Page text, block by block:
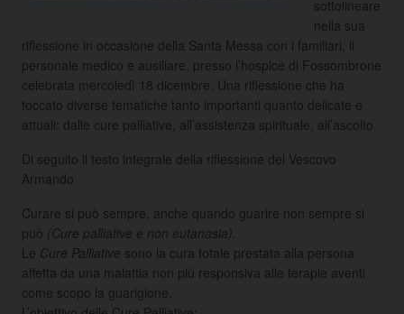
sottolineare
nella sua
riflessione in occasione della Santa Messa con i familiari, il
personale medico e ausiliare, presso l’hospice di Fossombrone
celebrata mercoledì 18 dicembre. Una riflessione che ha
toccato diverse tematiche tanto importanti quanto delicate e
attuali: dalle cure palliative, all’assistenza spirituale, all’ascolto.
Di seguito il testo integrale della riflessione del Vescovo
Armando
Curare si può sempre, anche quando guarire non sempre si
può (Cure palliative e non eutanasia).
Le Cure Palliative sono la cura totale prestata alla persona
affetta da una malattia non più responsiva alle terapie aventi
come scopo la guarigione.